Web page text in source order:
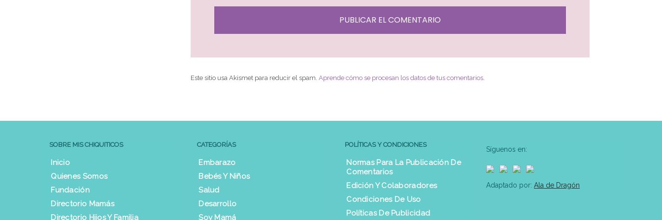
Este sitio usa Akismet para reducir el spam. Aprende cómo se procesan los datos de tus comentarios.
SOBRE MIS CHIQUITICOS
Inicio
Quienes Somos
Fundación
Directorio Mamás
Directorio Hijos Y Familia
CATEGORÍAS
Embarazo
Bebés Y Niños
Salud
Desarrollo
Soy Mamá
POLÍTICAS Y CONDICIONES
Normas Para La Publicación De
Comentarios
Edición Y Colaboradores
Condiciones De Uso
Políticas De Publicidad
Síguenos en:
Adaptado por: Ala de Dragón